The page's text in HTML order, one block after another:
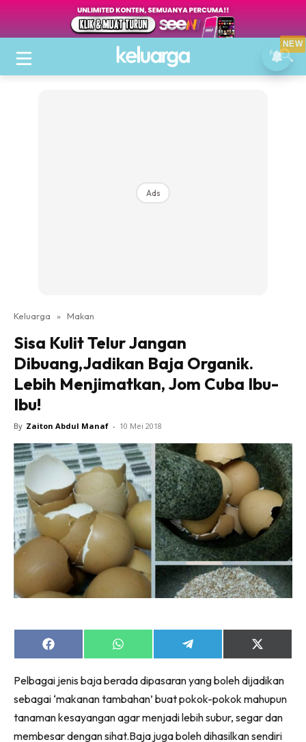
Ads
Keluarga » Makan
Sisa Kulit Telur Jangan
Dibuang,Jadikan Baja Organik.
Lebih Menjimatkan, Jom Cuba Ibu-
Ibu!
By Zaiton Abdul Manaf - 10 Mei 2018
Share
on
Share
on
Share
on
Share
on
(Twitter)
Pelbagai jenis baja berada dipasaran yang boleh dijadikan
sebagai ‘makanan tambahan’ buat pokok-pokok mahupun
tanaman kesayangan agar menjadi lebih subur, segar dan
membesar dengan sihat.Baja juga boleh dihasilkan sendiri
NEW